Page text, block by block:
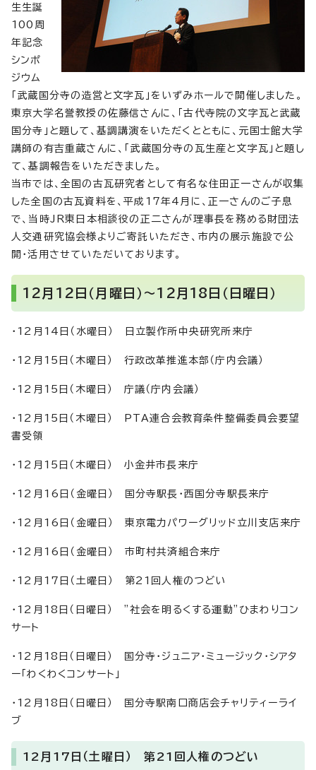
生生誕
100周
年記念
シンポ
ジウム
「武蔵国分寺の造営と文字瓦」をいずみホールで開催しました。
東京大学名誉教授の佐藤信さんに、「古代寺院の文字瓦と武蔵
国分寺」と題して、基調講演をいただくとともに、元国士館大学
講師の有吉重蔵さんに、「武蔵国分寺の瓦生産と文字瓦」と題し
て、基調報告をいただきました。
当市では、全国の古瓦研究者として有名な住田正一さんが収集
した全国の古瓦資料を、平成17年4月に、正一さんのご子息
で、当時JR東日本相談役の正二さんが理事長を務める財団法
人交通研究協会様よりご寄託いただき、市内の展示施設で公
開・活用させていただいております。
12月12日（月曜日）～12月18日（日曜日）
・12月14日（水曜日） 日立製作所中央研究所来庁
・12月15日（木曜日） 行政改革推進本部（庁内会議）
・12月15日（木曜日） 庁議（庁内会議）
・12月15日（木曜日） PTA連合会教育条件整備委員会要望
書受領
・12月15日（木曜日） 小金井市長来庁
・12月16日（金曜日） 国分寺駅長・西国分寺駅長来庁
・12月16日（金曜日） 東京電力パワーグリッド立川支店来庁
・12月16日（金曜日） 市町村共済組合来庁
・12月17日（土曜日） 第21回人権のつどい
・12月18日（日曜日） ”社会を明るくする運動”ひまわりコン
サート
・12月18日（日曜日） 国分寺・ジュニア・ミュージック・シアタ
ー「わくわくコンサート」
・12月18日（日曜日） 国分寺駅南口商店会チャリティーライ
ブ
12月17日（土曜日） 第21回人権のつどい